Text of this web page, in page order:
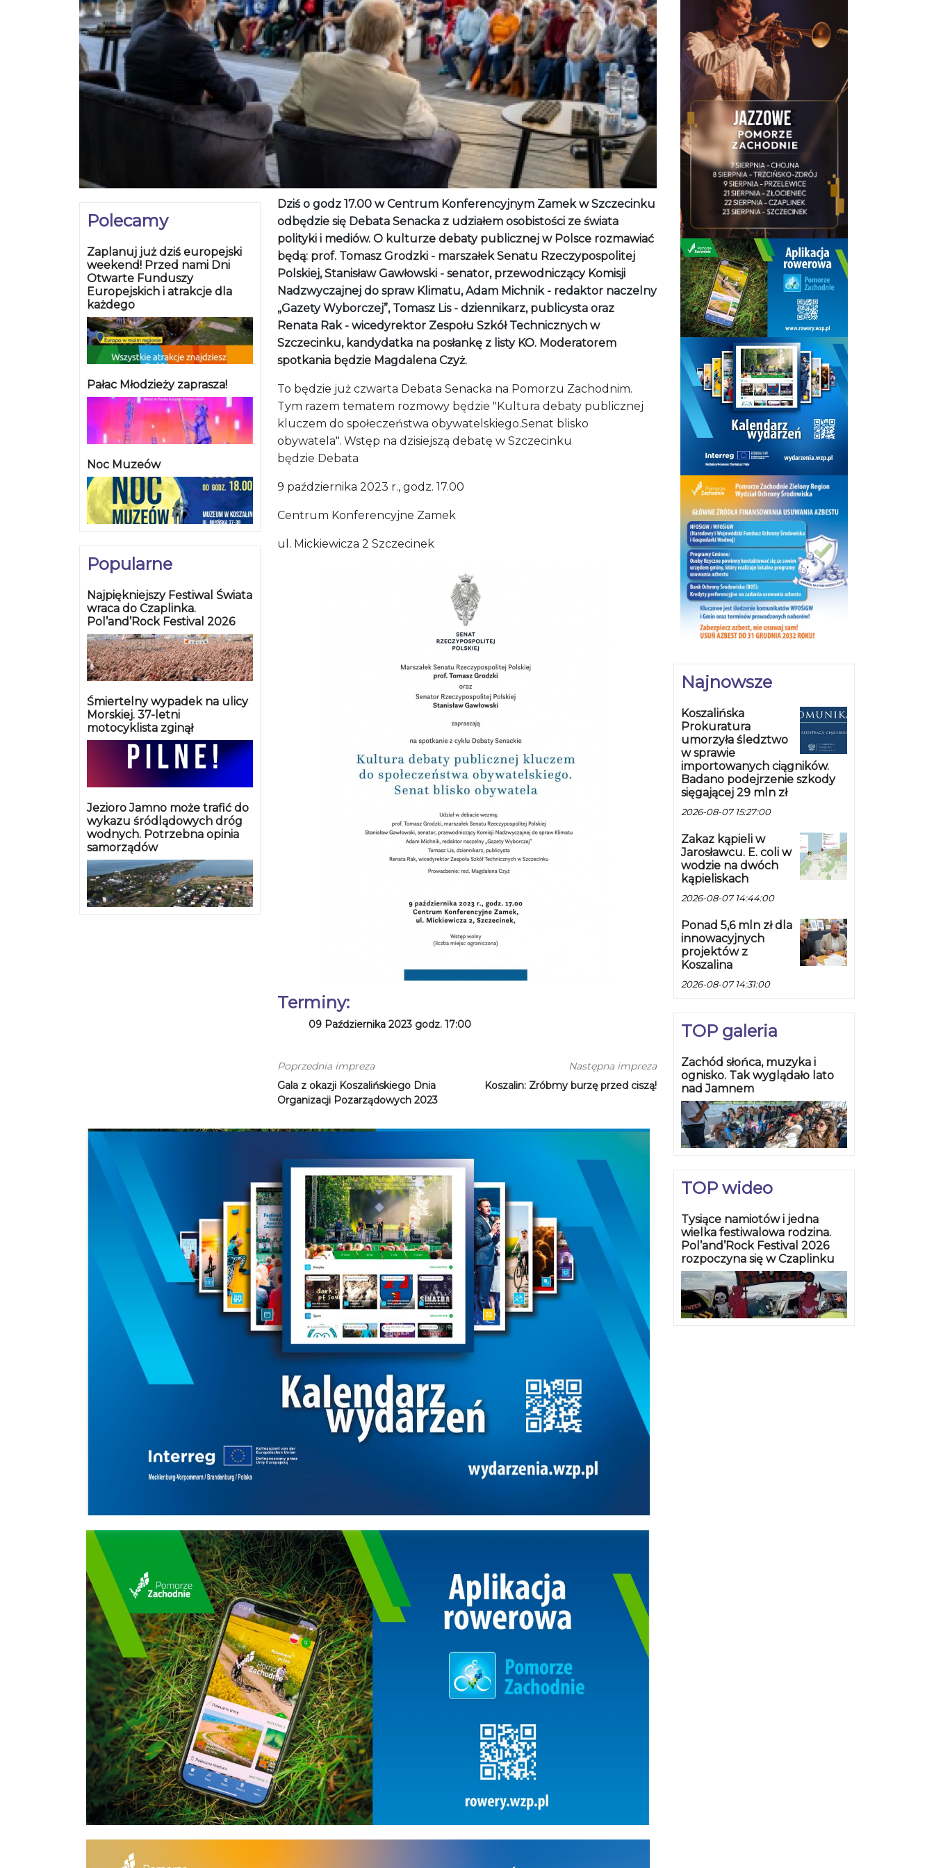
Polecamy
Zaplanuj już dziś europejski
weekend! Przed nami Dni
Otwarte Funduszy
Europejskich i atrakcje dla
każdego
Pałac Młodzieży zaprasza!
Noc Muzeów
Popularne
Najpiękniejszy Festiwal Świata
wraca do Czaplinka.
Pol’and’Rock Festival 2026
Śmiertelny wypadek na ulicy
Morskiej. 37-letni
motocyklista zginął
Jezioro Jamno może trafić do
wykazu śródlądowych dróg
wodnych. Potrzebna opinia
samorządów
Dziś o godz 17.00 w Centrum Konferencyjnym Zamek w Szczecinku
odbędzie się Debata Senacka z udziałem osobistości ze świata
polityki i mediów. O kulturze debaty publicznej w Polsce rozmawiać
będą: prof. Tomasz Grodzki - marszałek Senatu Rzeczypospolitej
Polskiej, Stanisław Gawłowski - senator, przewodniczący Komisji
Nadzwyczajnej do spraw Klimatu, Adam Michnik - redaktor naczelny
„Gazety Wyborczej”, Tomasz Lis - dziennikarz, publicysta oraz
Renata Rak - wicedyrektor Zespołu Szkół Technicznych w
Szczecinku, kandydatka na posłankę z listy KO. Moderatorem
spotkania będzie Magdalena Czyż.
To będzie już czwarta Debata Senacka na Pomorzu Zachodnim.
Tym razem tematem rozmowy będzie "Kultura debaty publicznej
kluczem do społeczeństwa obywatelskiego.Senat blisko
obywatela". Wstęp na dzisiejszą debatę w Szczecinku
będzie Debata
9 października 2023 r., godz. 17.00
Centrum Konferencyjne Zamek
ul. Mickiewicza 2 Szczecinek
Terminy:
09 Października 2023 godz. 17:00
Poprzednia impreza
Gala z okazji Koszalińskiego Dnia
Organizacji Pozarządowych 2023
Następna impreza
Koszalin: Zróbmy burzę przed ciszą!
Najnowsze
Koszalińska
Prokuratura
umorzyła śledztwo
w sprawie
importowanych ciągników.
Badano podejrzenie szkody
sięgającej 29 mln zł
2026-08-07 15:27:00
Zakaz kąpieli w
Jarosławcu. E. coli w
wodzie na dwóch
kąpieliskach
2026-08-07 14:44:00
Ponad 5,6 mln zł dla
innowacyjnych
projektów z
Koszalina
2026-08-07 14:31:00
TOP galeria
Zachód słońca, muzyka i
ognisko. Tak wyglądało lato
nad Jamnem
TOP wideo
Tysiące namiotów i jedna
wielka festiwalowa rodzina.
Pol’and’Rock Festival 2026
rozpoczyna się w Czaplinku